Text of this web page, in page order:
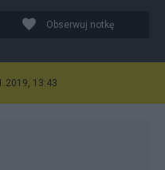
Obserwuj notkę
13:43